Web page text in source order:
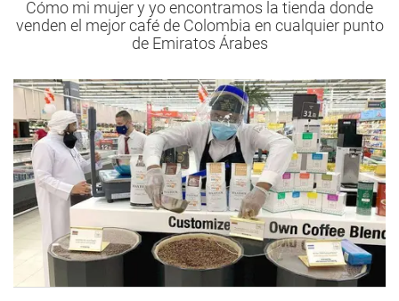
Cómo mi mujer y yo encontramos la tienda donde
venden el mejor café de Colombia en cualquier punto
de Emiratos Árabes